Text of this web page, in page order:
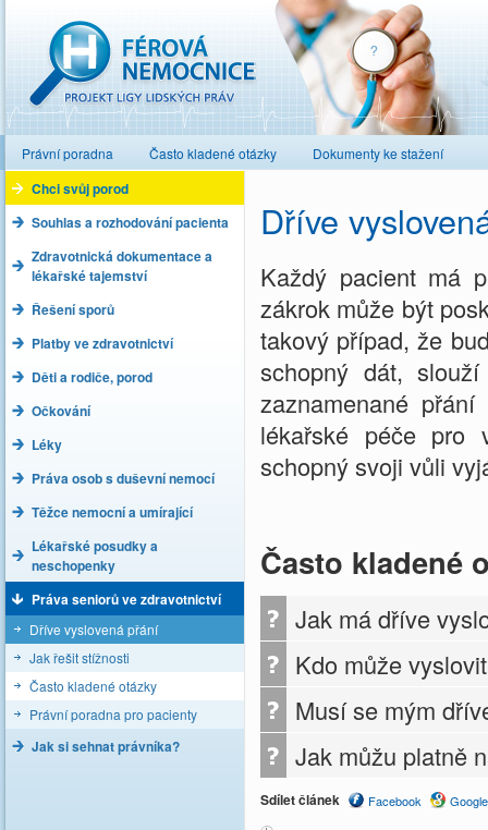
Právní poradna Často kladené otázky Dokumenty ke stažení
Chci svůj porod
Souhlas a rozhodování pacienta
Zdravotnická dokumentace a
lékařské tajemství
Řešení sporů
Platby ve zdravotnictví
Děti a rodiče, porod
Očkování
Léky
Práva osob s duševní nemocí
Těžce nemocní a umírající
Lékařské posudky a
neschopenky
Práva seniorů ve zdravotnictví
Dříve vyslovená přání
Jak řešit stížnosti
Často kladené otázky
Právní poradna pro pacienty
Jak si sehnat právníka?
Dříve
Každý pacient má
zákrok může být
takový případ, že
schopný dát,
zaznamenané
lékařské péče pro
schopný svoji vůli
Často kladené
Jak má dříve
Kdo může
Musí se mým
Jak můžu platně
Sdílet článek Facebook Google